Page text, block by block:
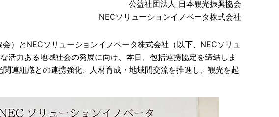
公益社団法人 日本観光振興協会
NECソリューションイノベータ株式会社
）とNECソリューションイノベータ株式会社（以下、NECソリュ
活力ある地域社会の発展に向け、本日、包括連携協定を締結しま
連組織との連携強化、人材育成・地域間交流を推進し、観光を起